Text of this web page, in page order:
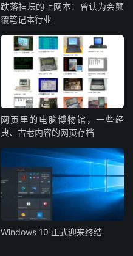
跌落神坛的上网本：曾认为会颠
覆笔记本行业
网页里的电脑博物馆，一些经
典、古老内容的网页存档
Windows 10 正式迎来终结